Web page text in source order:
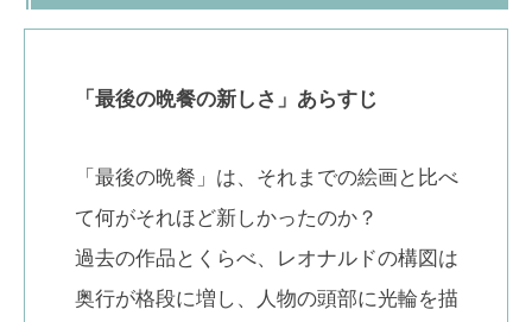
「最後の晩餐の新しさ」あらすじ
「最後の晩餐」は、それまでの絵画と比べ
て何がそれほど新しかったのか？
過去の作品とくらべ、レオナルドの構図は
奥行が格段に増し、人物の頭部に光輪を描